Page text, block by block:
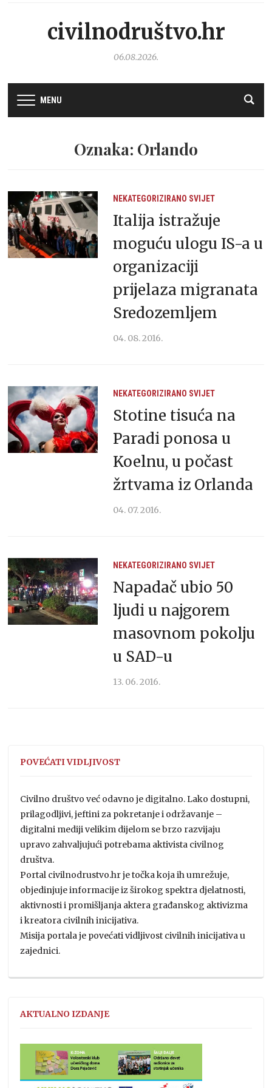
civilnodruštvo.hr
06.08.2026.
MENU
Oznaka: Orlando
NEKATEGORIZIRANO SVIJET
Italija istražuje
moguću ulogu IS-a u
organizaciji
prijelaza migranata
Sredozemljem
04. 08. 2016.
NEKATEGORIZIRANO SVIJET
Stotine tisuća na
Paradi ponosa u
Koelnu, u počast
žrtvama iz Orlanda
04. 07. 2016.
NEKATEGORIZIRANO SVIJET
Napadač ubio 50
ljudi u najgorem
masovnom pokolju
u SAD-u
13. 06. 2016.
POVEĆATI VIDLJIVOST
Civilno društvo već odavno je digitalno. Lako dostupni,
prilagodljivi, jeftini za pokretanje i održavanje –
digitalni mediji velikim dijelom se brzo razvijaju
upravo zahvaljujući potrebama aktivista civilnog
društva.
Portal civilnodrustvo.hr je točka koja ih umrežuje,
objedinjuje informacije iz širokog spektra djelatnosti,
aktivnosti i promišljanja aktera građanskog aktivizma
i kreatora civilnih inicijativa.
Misija portala je povećati vidljivost civilnih inicijativa u
zajednici.
AKTUALNO IZDANJE